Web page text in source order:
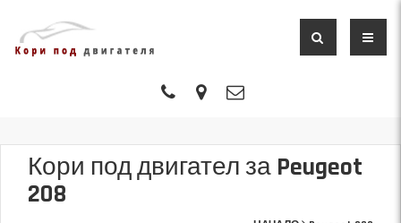
Кори под двигател за Peugeot
208